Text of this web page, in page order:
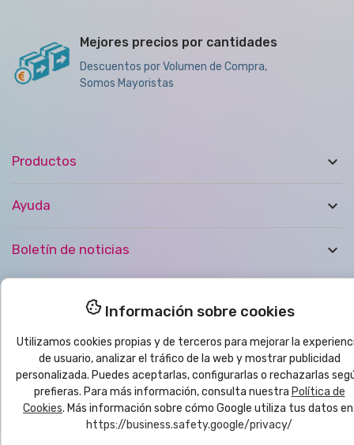
Mejores precios por cantidades
Descuentos por Volumen de Compra,
Somos Mayoristas
Productos 
Ayuda 
Boletín de noticias 
imprimo
| CMC VYRECO SL - C/Juan Bautista Llorens,
109B - 12540 Vila-Real (Castellón) ESPAÑA | CIF: B12458089
Información sobre cookies
Utilizamos cookies propias y de terceros para mejorar la
de usuario, analizar el tráfico de la web y mostrar publicidad
personalizada. Puedes aceptarlas, configurarlas o rechazarlas
prefieras. Para más información, consulta nuestra Política de
Cookies. Más información sobre cómo Google utiliza tus datos
https://business.safety.google/privacy/